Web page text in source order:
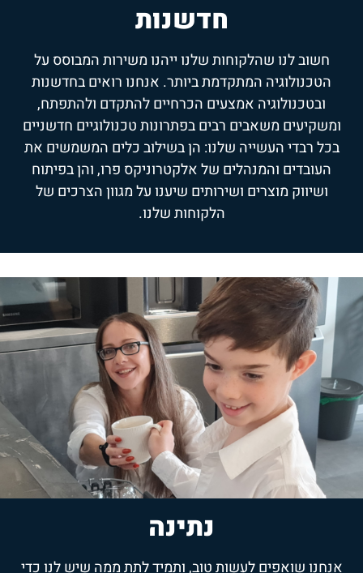
חדשנות
חשוב לנו שהלקוחות שלנו ייהנו משירות המבוסס על
הטכנולוגיה המתקדמת ביותר. אנחנו רואים בחדשנות
ובטכנולוגיה אמצעים הכרחיים להתקדם ולהתפתח,
ומשקיעים משאבים רבים בפתרונות טכנולוגיים חדשניים
בכל רבדי העשייה שלנו: הן בשילוב כלים המשמשים את
העובדים והמנהלים של אלקטרוניקס פרו, והן בפיתוח
ושיווק מוצרים ושירותים שיענו על מגוון הצרכים של
הלקוחות שלנו.
נתינה
אנחנו שואפים לעשות טוב, ותמיד לתת ממה שיש לנו כדי